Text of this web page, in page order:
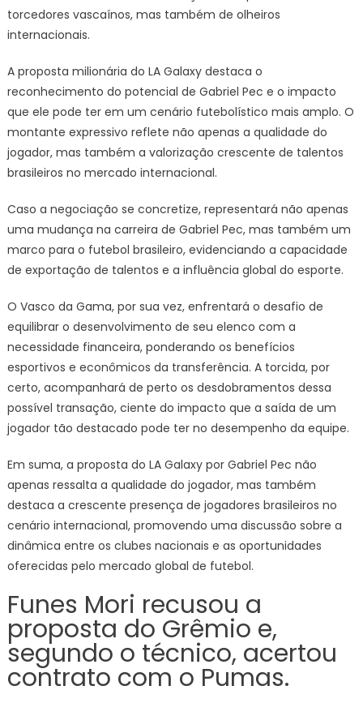
torcedores vascaínos, mas também de olheiros
internacionais.
A proposta milionária do LA Galaxy destaca o
reconhecimento do potencial de Gabriel Pec e o impacto
que ele pode ter em um cenário futebolístico mais amplo. O
montante expressivo reflete não apenas a qualidade do
jogador, mas também a valorização crescente de talentos
brasileiros no mercado internacional.
Caso a negociação se concretize, representará não apenas
uma mudança na carreira de Gabriel Pec, mas também um
marco para o futebol brasileiro, evidenciando a capacidade
de exportação de talentos e a influência global do esporte.
O Vasco da Gama, por sua vez, enfrentará o desafio de
equilibrar o desenvolvimento de seu elenco com a
necessidade financeira, ponderando os benefícios
esportivos e econômicos da transferência. A torcida, por
certo, acompanhará de perto os desdobramentos dessa
possível transação, ciente do impacto que a saída de um
jogador tão destacado pode ter no desempenho da equipe.
Em suma, a proposta do LA Galaxy por Gabriel Pec não
apenas ressalta a qualidade do jogador, mas também
destaca a crescente presença de jogadores brasileiros no
cenário internacional, promovendo uma discussão sobre a
dinâmica entre os clubes nacionais e as oportunidades
oferecidas pelo mercado global de futebol.
Funes Mori recusou a
proposta do Grêmio e,
segundo o técnico, acertou
contrato com o Pumas.